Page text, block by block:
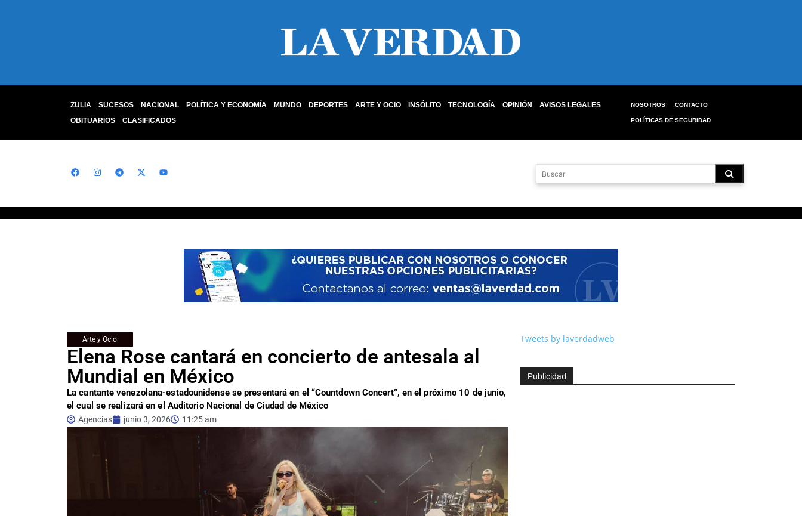
ZULIA SUCESOS NACIONAL POLÍTICA Y ECONOMÍA MUNDO DEPORTES ARTE Y OCIO INSÓLITO TECNOLOGÍA OPINIÓN
AVISOS LEGALES
OBITUARIOS
CLASIFICADOS
NOSOTROS CONTACTO
POLÍTICAS DE SEGURIDAD
Arte y Ocio
Elena Rose cantará en concierto de antesala al
Mundial en México
La cantante venezolana-estadounidense se presentará en el “Countdown Concert”, en el próximo 10 de junio,
el cual se realizará en el Auditorio Nacional de Ciudad de México
Agencias junio 3, 2026 11:25 am
Tweets by laverdadweb
Publicidad